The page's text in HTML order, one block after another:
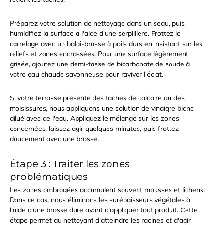
Préparez votre solution de nettoyage dans un seau, puis
humidifiez la surface à l'aide d'une serpillière. Frottez le
carrelage avec un balai-brosse à poils durs en insistant sur les
reliefs et zones encrassées. Pour une surface légèrement
grisée, ajoutez une demi-tasse de bicarbonate de soude à
votre eau chaude savonneuse pour raviver l'éclat.
Si votre terrasse présente des taches de calcaire ou des
moisissures, nous appliquons une solution de vinaigre blanc
dilué avec de l'eau. Appliquez le mélange sur les zones
concernées, laissez agir quelques minutes, puis frottez
doucement avec une brosse.
Étape 3 : Traiter les zones
problématiques
Les zones ombragées accumulent souvent mousses et lichens.
Dans ce cas, nous éliminons les surépaisseurs végétales à
l'aide d'une brosse dure avant d'appliquer tout produit. Cette
étape permet au nettoyant d'atteindre les racines et d'agir